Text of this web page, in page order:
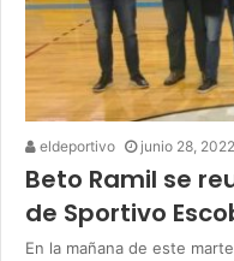
eldeportivo junio 28, 2022
Beto Ramil se
de Sportivo
En la mañana de este